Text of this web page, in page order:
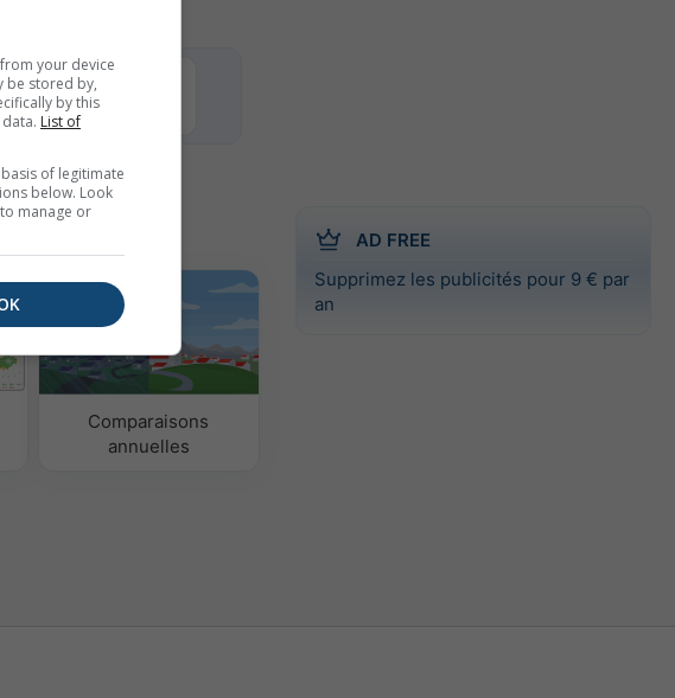
AD FREE
Supprimez les publicités pour 9 € par
an
Try it for
Basel
Comparaisons
annuelles
your device
be stored by,
by this
List of
of legitimate
below. Look
manage or